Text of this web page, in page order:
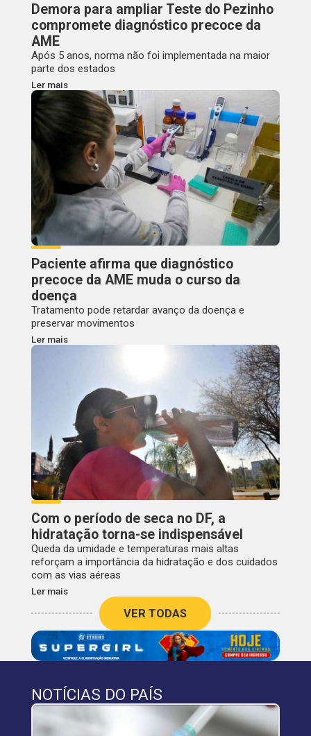
Demora para ampliar Teste do Pezinho
compromete diagnóstico precoce da
AME
Após 5 anos, norma não foi implementada na maior
parte dos estados
Ler mais
Paciente afirma que diagnóstico
precoce da AME muda o curso da
doença
Tratamento pode retardar avanço da doença e
preservar movimentos
Ler mais
Com o período de seca no DF, a
hidratação torna-se indispensável
Queda da umidade e temperaturas mais altas
reforçam a importância da hidratação e dos cuidados
com as vias aéreas
Ler mais
VER TODAS
NOTÍCIAS DO PAÍS